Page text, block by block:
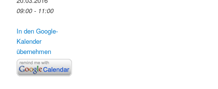
09:00 - 11:00
In den Google-
Kalender
übernehmen